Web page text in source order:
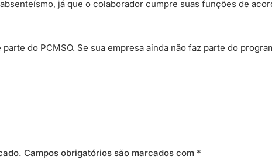
já que o colaborador cumpre suas funções de
do PCMSO. Se sua empresa ainda não faz parte do
Campos obrigatórios são marcados com *